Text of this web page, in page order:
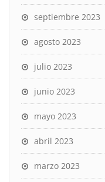
septiembre 2023
agosto 2023
julio 2023
junio 2023
mayo 2023
abril 2023
marzo 2023